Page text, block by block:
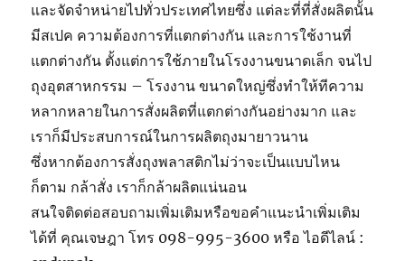
และจัดจำหน่ายไปทั่วประเทศไทยซึ่ง แต่ละที่ที่สั่งผลิตนั้น
มีสเปค ความต้องการที่แตกต่างกัน และการใช้งานที่
แตกต่างกัน ตั้งแต่การใช้ภายในโรงงานขนาดเล็ก จนไป
ถุงอุตสาหกรรม – โรงงาน ขนาดใหญ่ซึ่งทำให้ทีความ
หลากหลายในการสั่งผลิตที่แตกต่างกันอย่างมาก และ
เราก็มีประสบการณ์ในการผลิตถุงมายาวนาน
ซึ่งหากต้องการสั่งถุงพลาสติกไม่ว่าจะเป็นแบบไหน
ก็ตาม กล้าสั่ง เราก็กล้าผลิตแน่นอน
สนใจติดต่อสอบถามเพิ่มเติมหรือขอคำแนะนำเพิ่มเติม
ได้ที่ คุณเจษฎา โทร 098-995-3600 หรือ ไอดีไลน์ :